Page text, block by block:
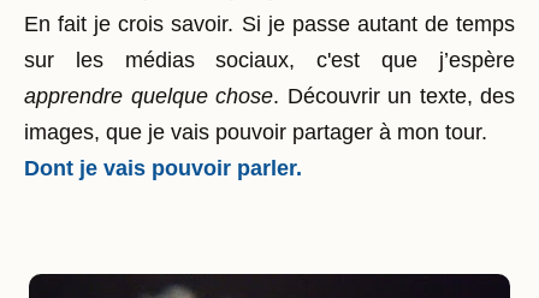
En fait je crois savoir. Si je passe autant de temps
sur les médias sociaux, c'est que j’espère
apprendre quelque chose. Découvrir un texte, des
images, que je vais pouvoir partager à mon tour.
Dont je vais pouvoir parler.